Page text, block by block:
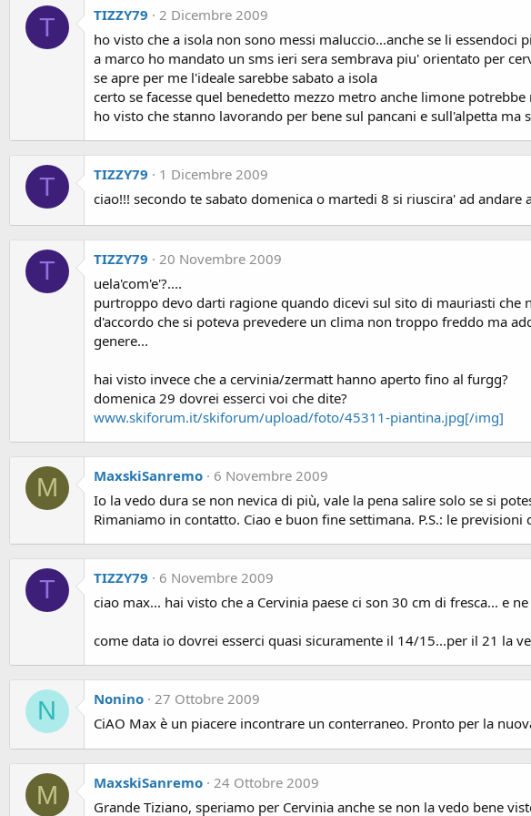
T TIZZY79
2 Dicembre 2009
ho visto che a isola non sono messi maluccio...anche se li
a marco ho mandato un sms ieri sera sembrava piu' orientato per
se apre per me l'ideale sarebbe sabato a isola
certo se facesse quel benedetto mezzo metro anche limone potrebbe
ho visto che stanno lavorando per bene sul pancani e sull'alpetta
T TIZZY79
1 Dicembre 2009
ciao!!! secondo te sabato domenica o martedi 8 si riuscira' ad andare
T TIZZY79
20 Novembre 2009
uela'com'e'?....
purtroppo devo darti ragione quando dicevi sul sito di mauriasti che
d'accordo che si poteva prevedere un clima non troppo freddo ma
genere...
hai visto invece che a cervinia/zermatt hanno aperto fino al furgg?
domenica 29 dovrei esserci voi che dite?
www.skiforum.it/skiforum/upload/foto/45311-piantina.jpg[/img]
M MaxskiSanremo
6 Novembre 2009
Io la vedo dura se non nevica di più, vale la pena salire solo se si
Rimaniamo in contatto. Ciao e buon fine settimana. P.S.: le
T TIZZY79
6 Novembre 2009
ciao max... hai visto che a Cervinia paese ci son 30 cm di fresca... e
come data io dovrei esserci quasi sicuramente il 14/15...per il 21 la
N Nonino
27 Ottobre 2009
CiAO Max è un piacere incontrare un conterraneo. Pronto per la
M MaxskiSanremo 24 Ottobre 2009
Grande Tiziano, speriamo per Cervinia anche se non la vedo bene